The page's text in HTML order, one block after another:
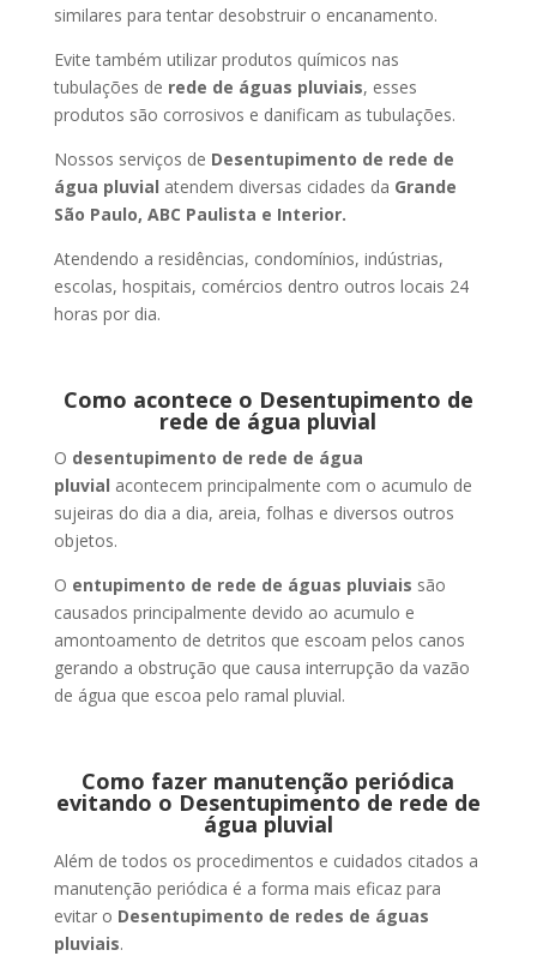
similares para tentar desobstruir o encanamento.
Evite também utilizar produtos químicos nas
tubulações de rede de águas pluviais, esses
produtos são corrosivos e danificam as tubulações.
Nossos serviços de Desentupimento de rede de
água pluvial atendem diversas cidades da Grande
São Paulo, ABC Paulista e Interior.
Atendendo a residências, condomínios, indústrias,
escolas, hospitais, comércios dentro outros locais 24
horas por dia.
Como acontece o Desentupimento de
rede de água pluvial
O desentupimento de rede de água
pluvial acontecem principalmente com o acumulo de
sujeiras do dia a dia, areia, folhas e diversos outros
objetos.
O entupimento de rede de águas pluviais são
causados principalmente devido ao acumulo e
amontoamento de detritos que escoam pelos canos
gerando a obstrução que causa interrupção da vazão
de água que escoa pelo ramal pluvial.
Como fazer manutenção periódica
evitando o Desentupimento de rede de
água pluvial
Além de todos os procedimentos e cuidados citados a
manutenção periódica é a forma mais eficaz para
evitar o Desentupimento de redes de águas
pluviais.